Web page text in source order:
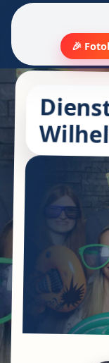
🎉